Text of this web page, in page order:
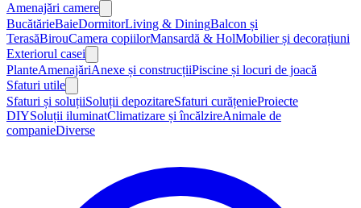
Amenajări camere
BucătărieBaieDormitorLiving & DiningBalcon și
TerasăBirouCamera copiilorMansardă & HolMobilier și decorațiuni
Exteriorul casei
PlanteAmenajăriAnexe și construcțiiPiscine și locuri de joacă
Sfaturi utile
Sfaturi și soluțiiSoluții depozitareSfaturi curățenieProiecte
DIYSoluții iluminatClimatizare și încălzireAnimale de
companieDiverse